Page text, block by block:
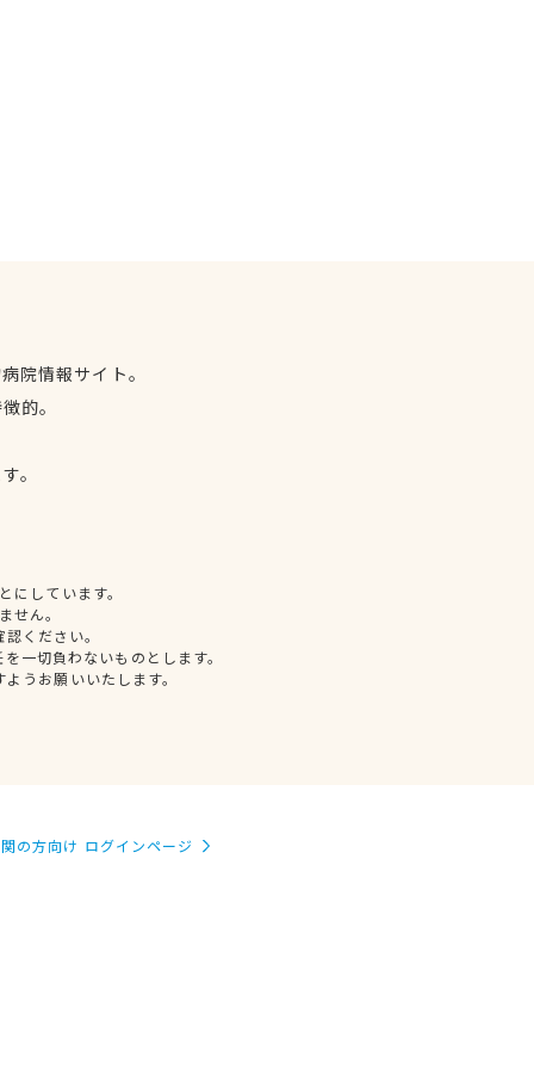
院情報サイト。
的。
。
しています。
せん。
ください。
一切負わないものとします。
うお願いいたします。
の方向け ログインページ